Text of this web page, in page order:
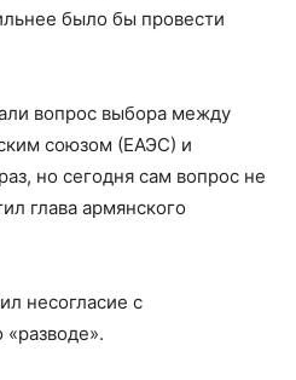
было бы провести
вопрос выбора между
союзом (ЕАЭС) и
но сегодня сам вопрос не
глава армянского
несогласие с